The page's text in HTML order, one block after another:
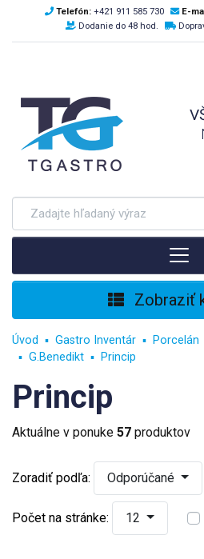
Telefón: +421 911 585 730 E-
Dodanie do 48 hod.
Zobraziť
Úvod Gastro Inventár Porcelán
G.Benedikt
Princip
Princip
Aktuálne v ponuke 57 produktov
Zoradiť podľa: Odporúčané
Počet na stránke: 12